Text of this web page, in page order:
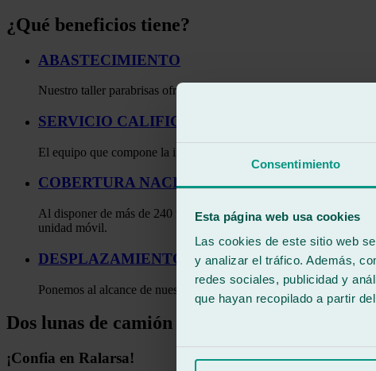
Consentimiento
Esta página web usa cookies
Las cookies de este sitio web
y analizar el tráfico. Además,
redes sociales, publicidad y
que hayan recopilado a partir
¿Qué beneficios tiene?
ABASTECIMIENTO
Nuestro taller parabrisas ofrece el mejor de los procedimientos en
SERVICIO CALIFICADO
El equipo que compone la inmensa red de centros Ralarsa son
COBERTURA NACIONAL E INTERNACIONAL
Al disponer de más de 240 talleres repartidos por toda la
unidad móvil.
DESPLAZAMIENTO
Ponemos al alcance de nuestros clientes la posibilidad de
Dos lunas de camión
¡Confia en Ralarsa!